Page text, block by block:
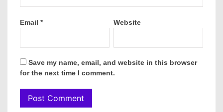
Email * Website
Save my name, email, and website in this browser
for the next time I comment.